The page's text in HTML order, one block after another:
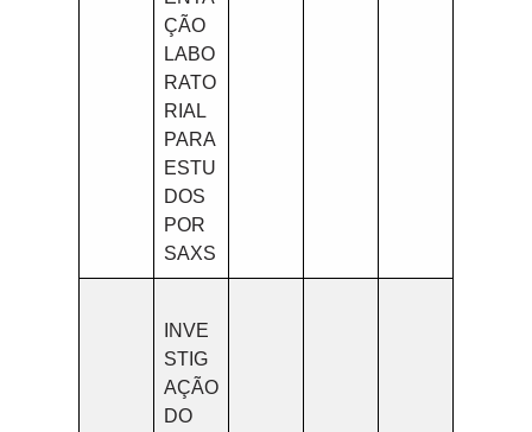
ÇÃO
LABO
RATO
RIAL
PARA
ESTU
DOS
POR
SAXS
INVE
STIG
AÇÃO
DO